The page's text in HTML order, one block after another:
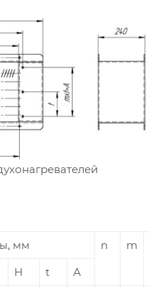
мм n m
H t
А